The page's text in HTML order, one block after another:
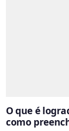
O que é
como